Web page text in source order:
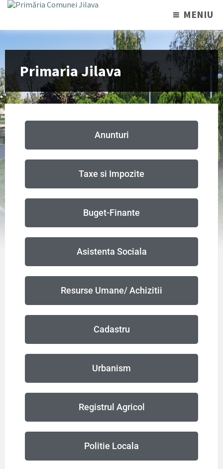
MENIU
Primaria Jilava
Anunturi
Taxe si Impozite
Buget-Finante
Asistenta Sociala
Resurse Umane/ Achizitii
Cadastru
Urbanism
Registrul Agricol
Politie Locala